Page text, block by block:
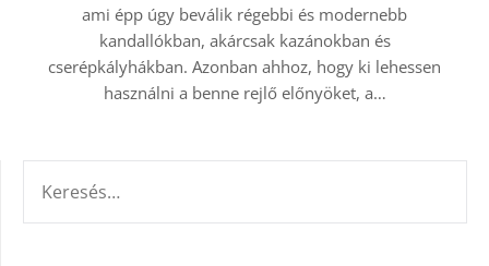
ami épp úgy beválik régebbi és modernebb
kandallókban, akárcsak kazánokban és
cserépkályhákban. Azonban ahhoz, hogy ki lehessen
használni a benne rejlő előnyöket, a…